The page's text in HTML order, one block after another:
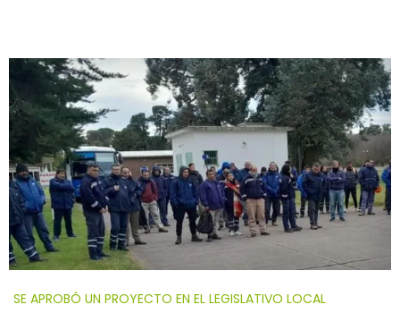
SE APROBÓ UN PROYECTO EN EL LEGISLATIVO LOCAL